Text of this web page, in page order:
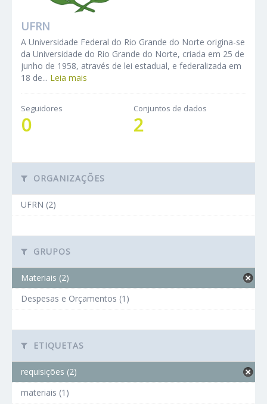
UFRN
A Universidade Federal do Rio Grande do Norte origina-se
da Universidade do Rio Grande do Norte, criada em 25 de
junho de 1958, através de lei estadual, e federalizada em
18 de... Leia mais
Seguidores
0
Conjuntos de dados
2
ORGANIZAÇÕES
UFRN (2)
GRUPOS
Materiais (2)
Despesas e Orçamentos (1)
ETIQUETAS
requisições (2)
materiais (1)